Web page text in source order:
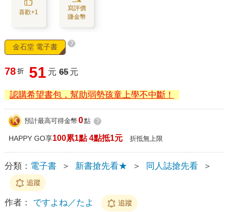
喜歡+1
寫評價
賺金幣
金石堂 電子書 ?
78 折 51 元 65 元
認購希望書包，幫助弱勢孩童上學不中斷！
預計最高可得金幣 0點 ?
HAPPY GO享100累1點 4點抵1元 折抵無上限
分類： 電子書 ＞ 新書搶先看★ ＞ 同人誌搶先看 ＞
追蹤
作者： ですよね／たよ 追蹤